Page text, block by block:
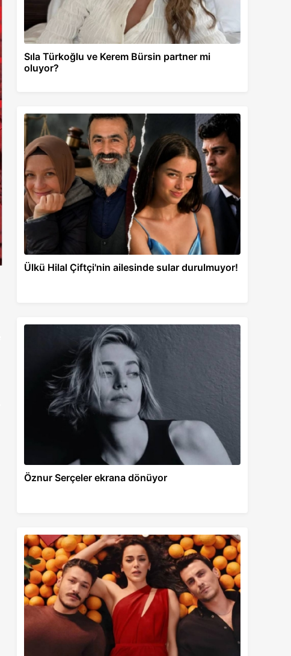
Sıla Türkoğlu ve Kerem Bürsin partner mi
oluyor?
Ülkü Hilal Çiftçi'nin ailesinde sular durulmuyor!
Öznur Serçeler ekrana dönüyor